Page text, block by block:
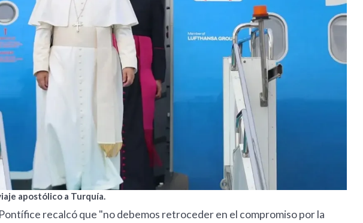
apostólico a Turquía.
recalcó que "no debemos retroceder en el compromiso por la